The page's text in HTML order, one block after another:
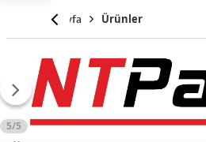
Anasayfa Ürünler
5/5